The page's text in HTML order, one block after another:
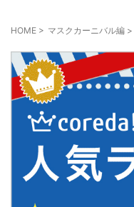
HOME > マスクカーニバル編 >